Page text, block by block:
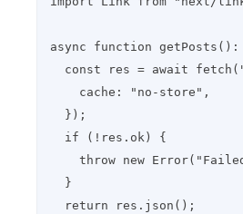
async function getPosts():
const res = await
    cache: "no-store",
  });
  if (!res.ok) {
throw new
  }
  return res.json();